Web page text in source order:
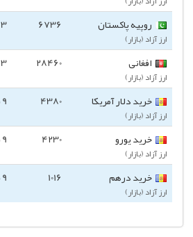
روپیه پاکستان
ارز آزاد (بازار)
6736
3 روز پیش
افغانی
ارز آزاد (بازار)
28460
3 روز پیش
خرید دلار آمریکا
ارز آزاد (بازار)
4380
9 سال پیش
خرید یورو
ارز آزاد (بازار)
4230
9 سال پیش
خرید درهم
ارز آزاد (بازار)
1016 9 سال پیش